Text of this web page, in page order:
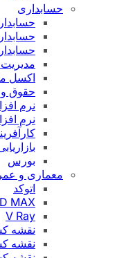
حسابداری
اکسل
حقوق
نرم
نرم
بورس
معماری و
اتوکد
MAX
V Ray
نقشه
نقشه